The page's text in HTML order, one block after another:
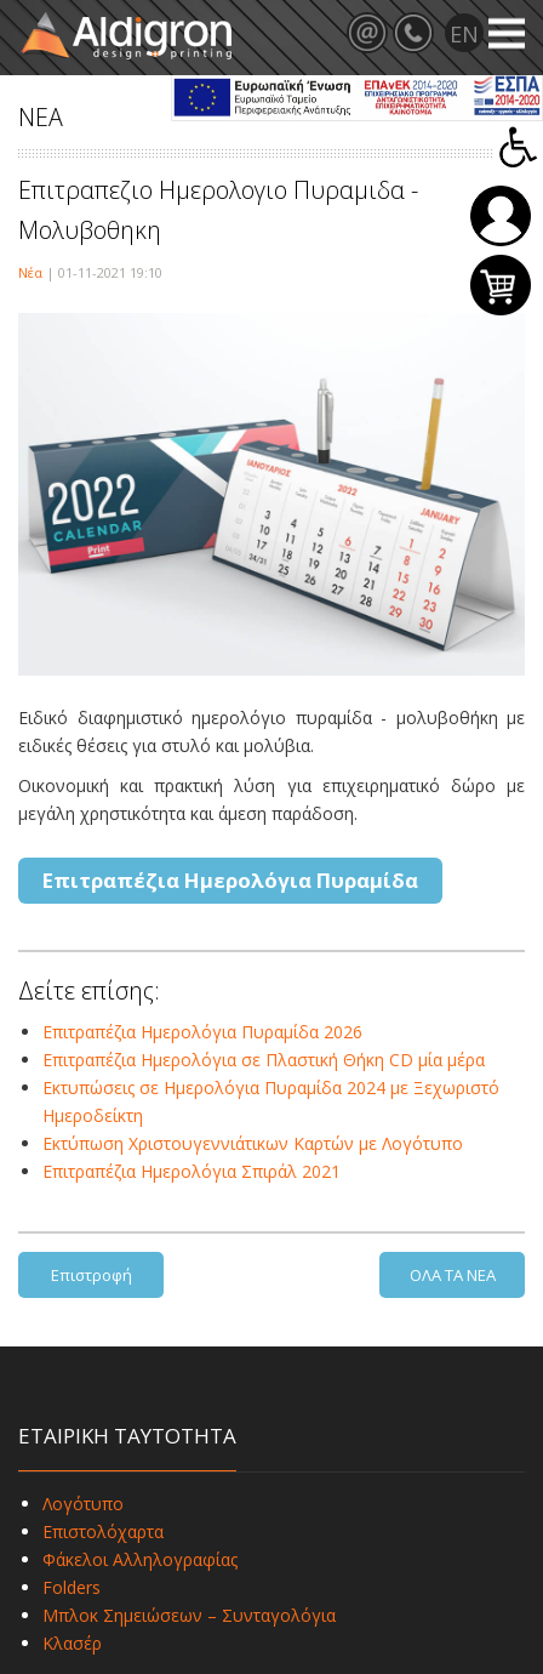
ΝΕΑ
Επιτραπεζιο Ημερολογιο Πυραμιδα -
Μολυβοθηκη
Νέα | 01-11-2021 19:10
Ειδικό διαφημιστικό ημερολόγιο πυραμίδα - μολυβοθήκη με
ειδικές θέσεις για στυλό και μολύβια.
Οικονομική και πρακτική λύση για επιχειρηματικό δώρο με
μεγάλη χρηστικότητα και άμεση παράδοση.
Επιτραπέζια Ημερολόγια Πυραμίδα
Δείτε επίσης:
Επιτραπέζια Ημερολόγια Πυραμίδα 2026
Επιτραπέζια Ημερολόγια σε Πλαστική Θήκη CD μία μέρα
Εκτυπώσεις σε Ημερολόγια Πυραμίδα 2024 με Ξεχωριστό
Ημεροδείκτη
Εκτύπωση Χριστουγεννιάτικων Καρτών με Λογότυπο
Επιτραπέζια Ημερολόγια Σπιράλ 2021
Επιστροφή ΟΛΑ ΤΑ ΝΕΑ
ΕΤΑΙΡΙΚΗ ΤΑΥΤΟΤΗΤΑ
Λογότυπο
Επιστολόχαρτα
Φάκελοι Αλληλογραφίας
Folders
Μπλοκ Σημειώσεων – Συνταγολόγια
Κλασέρ